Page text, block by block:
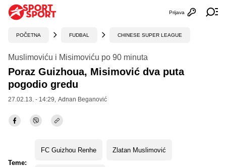
Otvori
Prijava
POČETNA FUDBAL CHINESE SUPER LEAGUE
Muslimoviću i Misimoviću po 90 minuta
Poraz Guizhoua, Misimović dva puta
pogodio gredu
27.02.13. - 14:29, Adnan Beganović
Teme:
FC Guizhou Renhe Zlatan Muslimović